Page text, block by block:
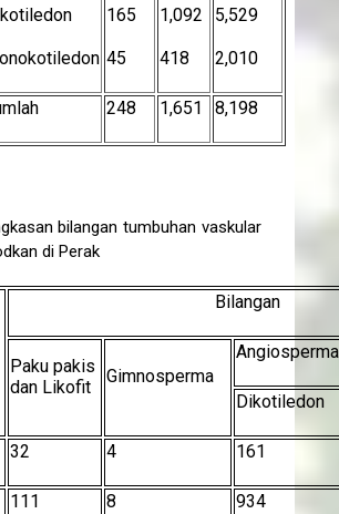
165
45
1,092
418
5,529
2,010
248 1,651 8,198
bilangan tumbuhan vaskular
di Perak
Bilangan
Paku pakis
dan Likofit
Gimnosperma
Angiosperma
Dikotiledon
32 4 161
111 8 934